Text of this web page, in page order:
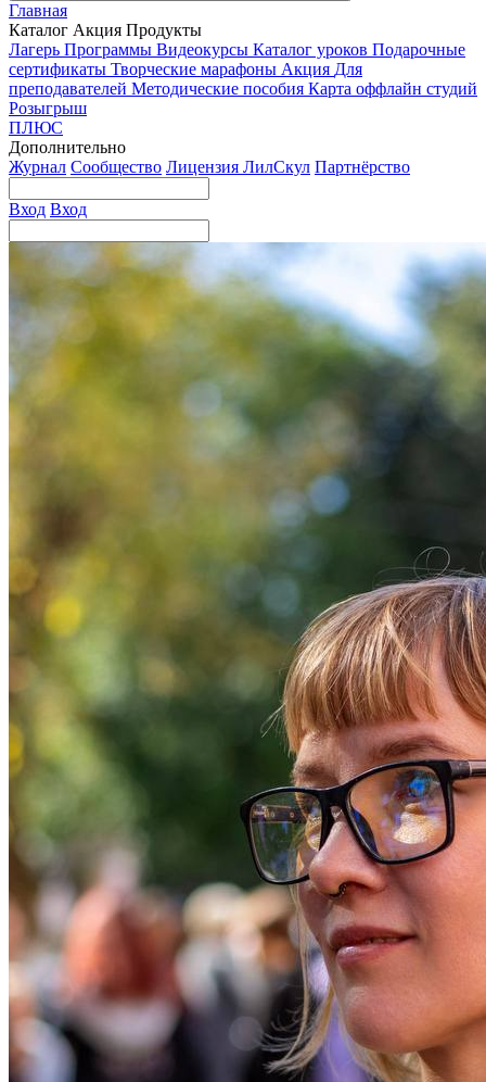
Главная
Каталог Акция Продукты
Лагерь Программы Видеокурсы Каталог уроков Подарочные
сертификаты Творческие марафоны Акция Для
преподавателей Методические пособия Карта оффлайн студий
Розыгрыш
ПЛЮС
Дополнительно
Журнал Сообщество Лицензия ЛилСкул Партнёрство
Вход Вход